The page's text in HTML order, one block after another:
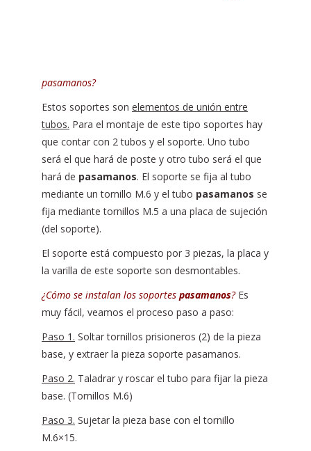
pasamanos?
Estos soportes son elementos de unión entre
tubos. Para el montaje de este tipo soportes hay
que contar con 2 tubos y el soporte. Uno tubo
será el que hará de poste y otro tubo será el que
hará de pasamanos. El soporte se fija al tubo
mediante un tornillo M.6 y el tubo pasamanos se
fija mediante tornillos M.5 a una placa de sujeción
(del soporte).
El soporte está compuesto por 3 piezas, la placa y
la varilla de este soporte son desmontables.
¿Cómo se instalan los soportes pasamanos?Es
muy fácil, veamos el proceso paso a paso:
Paso 1. Soltar tornillos prisioneros (2) de la pieza
base, y extraer la pieza soporte pasamanos.
Paso 2. Taladrar y roscar el tubo para fijar la pieza
base. (Tornillos M.6)
Paso 3. Sujetar la pieza base con el tornillo
M.6×15.